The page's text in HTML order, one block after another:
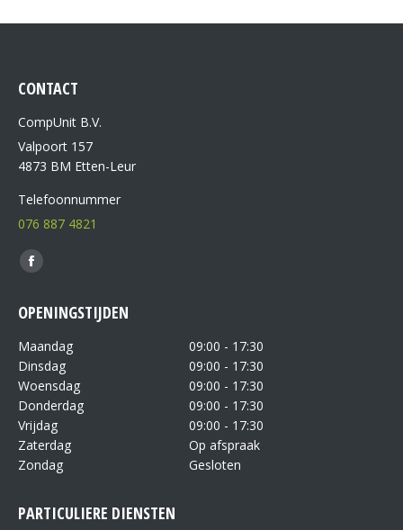
CONTACT
CompUnit B.V.
Valpoort 157
4873 BM Etten-Leur
Telefoonnummer
076 887 4821
Vind ons op:
OPENINGSTIJDEN
Maandag
09:00 - 17:30
Dinsdag
09:00 - 17:30
Woensdag
09:00 - 17:30
Donderdag
09:00 - 17:30
Vrijdag
09:00 - 17:30
Zaterdag
Op afspraak
Zondag
Gesloten
PARTICULIERE DIENSTEN